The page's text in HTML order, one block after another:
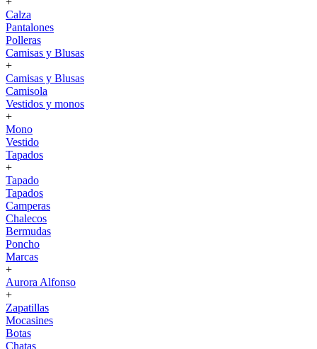
Calza
Pantalones
Polleras
Camisas y Blusas
+
Camisas y Blusas
Camisola
Vestidos y monos
+
Mono
Vestido
Tapados
+
Tapado
Tapados
Camperas
Chalecos
Bermudas
Poncho
Marcas
+
Aurora Alfonso
+
Zapatillas
Mocasines
Botas
Chatas